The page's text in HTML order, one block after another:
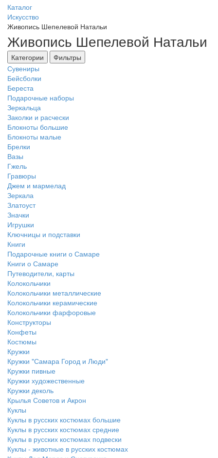
Каталог
Искусство
Живопись Шепелевой Натальи
Живопись Шепелевой Натальи
Категории
Фильтры
Сувениры
Бейсболки
Береста
Подарочные наборы
Зеркальца
Заколки и расчески
Блокноты большие
Блокноты малые
Брелки
Вазы
Гжель
Гравюры
Джем и мармелад
Зеркала
Златоуст
Значки
Игрушки
Ключницы и подставки
Книги
Подарочные книги о Самаре
Книги о Самаре
Путеводители, карты
Колокольчики
Колокольчики металлические
Колокольчики керамические
Колокольчики фарфоровые
Конструкторы
Конфеты
Костюмы
Кружки
Кружки "Самара Город и Люди"
Кружки пивные
Кружки художественные
Кружки деколь
Крылья Советов и Акрон
Куклы
Куклы в русских костюмах большие
Куклы в русских костюмах средние
Куклы в русских костюмах подвески
Куклы - животные в русских костюмах